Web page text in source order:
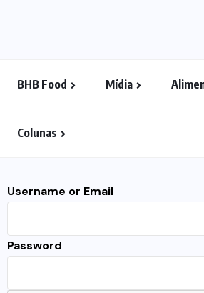
BHB Food Mídia
Colunas
Username or Email
Password